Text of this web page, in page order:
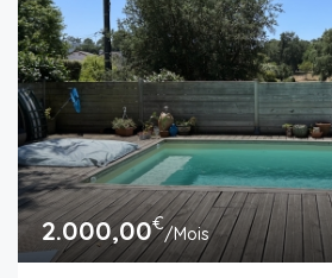
2.000,00€/Mois